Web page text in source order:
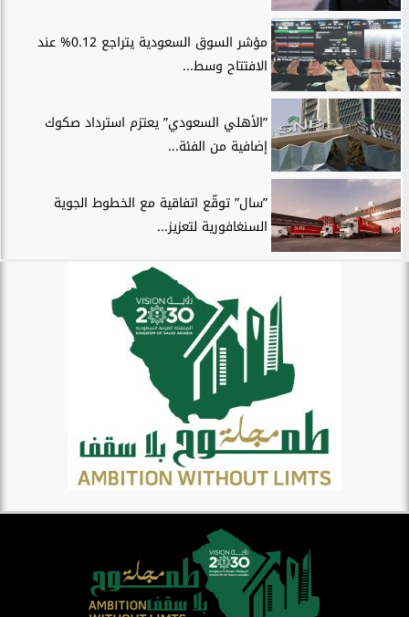
مؤشر السوق السعودية يتراجع 0.12% عند
الافتتاح وسط...
”الأهلي السعودي” يعتزم استرداد صكوك
إضافية من الفئة...
”سال” توقّع اتفاقية مع الخطوط الجوية
السنغافورية لتعزيز...